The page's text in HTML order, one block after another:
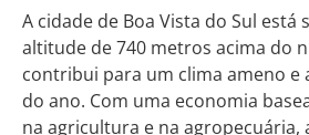
A cidade de Boa Vista do Sul está
altitude de 740 metros acima do
contribui para um clima ameno e
do ano. Com uma economia
na agricultura e na agropecuária,